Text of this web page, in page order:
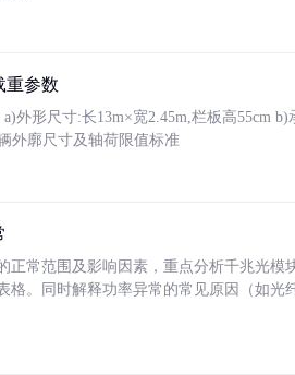
重参数
外形尺寸:长13m×宽2.45m,栏板高55cm
外廓尺寸及轴荷限值标准
正常范围及影响因素，重点分析千兆光模
格。同时解释功率异常的常见原因（如